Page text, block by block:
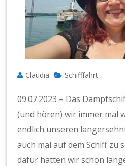
Claudia Schifffahrt
09.07.2023 – Das
(und hören) wir immer mal
endlich unseren
auch mal auf dem Schiff zu
dafür hatten wir schön